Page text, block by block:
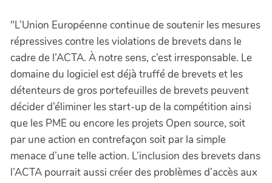
"L’Union Européenne continue de soutenir les mesures
répressives contre les violations de brevets dans le
cadre de l’ACTA. À notre sens, c’est irresponsable. Le
domaine du logiciel est déjà truffé de brevets et les
détenteurs de gros portefeuilles de brevets peuvent
décider d’éliminer les start-up de la compétition ainsi
que les PME ou encore les projets Open source, soit
par une action en contrefaçon soit par la simple
menace d’une telle action. L’inclusion des brevets dans
l’ACTA pourrait aussi créer des problèmes d’accès aux